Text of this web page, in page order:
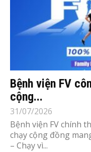
Bệnh viện FV
cộng...
31/07/2026
Bệnh viện FV chính
chạy cộng đồng
– Chạy vì...